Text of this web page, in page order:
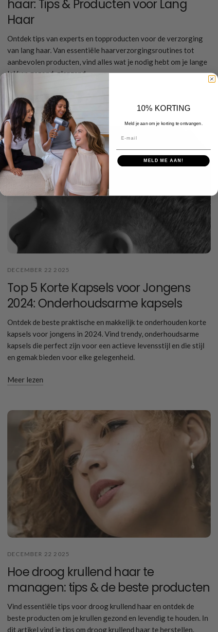
haar: Tips & Producten voor Lang
Haar
Ontdek tips van experts en topproducten voor de verzorging
van lang haar. Van essentiële haarverzorgingsroutines tot
aanbevolen producten, vind alles wat je nodig hebt om je lange
lokken gezond, glanzend,...
Meer lezen
DECEMBER 22 2025
Top 5 Korte Kapsels voor Jongens
2024: Onderhoudsarme kapsels
Ontdek de beste praktische en makkelijk te onderhouden korte
kapsels voor jongens in 2024. Vind trendy, onderhoudsarme
kapsels die perfect zijn voor een actieve levensstijl en die stijl
en gemak bieden voor elke gelegenheid.
Meer lezen
DECEMBER 22 2025
Hoe droog krullend haar te
managen: tips & de beste producten
Vind essentiële tips voor droog krullend haar en ontdek de
beste producten om je krullen gezond en levendig te houden. In
dit artikel vind je tips om droog krullend haar te herstellen.
10% KORTING
Meld je aan om je korting te ontvangen.
MELD ME AAN!